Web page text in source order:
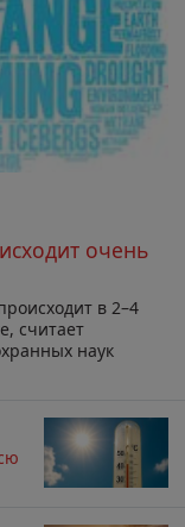
очень
в 2–4
считает
наук